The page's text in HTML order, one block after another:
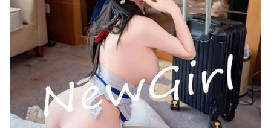
[88P-511MB]
2025-07-19
[Xiuren秀人网]2025.08.15 NO.10656 鱼子酱
Fish[81P/788.62MB]
2026-03-24
神楽坂真冬 – NO.191 绑带泳装[75P2V-230MB]
2024-08-12